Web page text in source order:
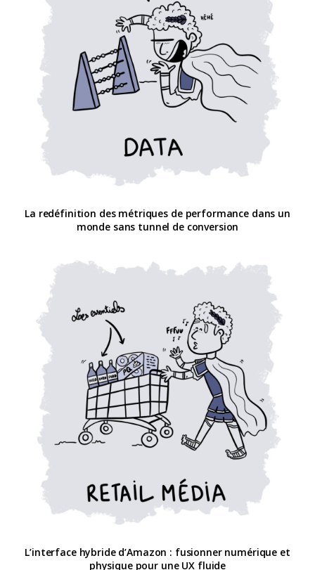
La redéfinition des métriques de performance dans un
monde sans tunnel de conversion
L’interface hybride d’Amazon : fusionner numérique et
physique pour une UX fluide